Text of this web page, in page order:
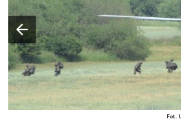
Fot.
Poprzedni slajd